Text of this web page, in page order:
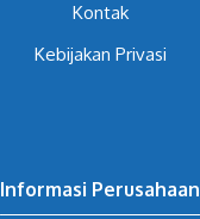
Kontak
Kebijakan Privasi
Informasi Perusahaan